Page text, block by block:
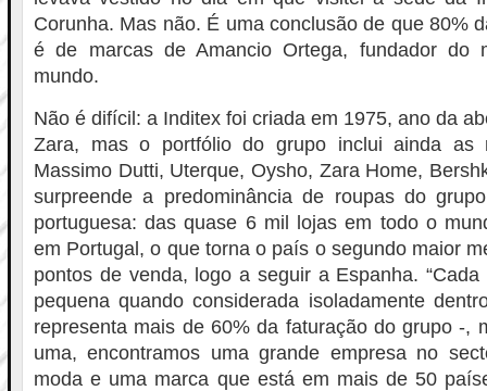
Corunha. Mas não. É uma conclusão de que 80%
é de marcas de Amancio Ortega, fundador do
mundo.
Não é difícil: a Inditex foi criada em 1975, ano da
Zara, mas o portfólio do grupo inclui ainda as
Massimo Dutti, Uterque, Oysho, Zara Home,
surpreende a predominância de roupas do
portuguesa: das quase 6 mil lojas em todo o
em Portugal, o que torna o país o segundo maior
pontos de venda, logo a seguir a Espanha.
pequena quando considerada isoladamente
representa mais de 60% da faturação do grupo -,
uma, encontramos uma grande empresa no
moda e uma marca que está em mais de 50